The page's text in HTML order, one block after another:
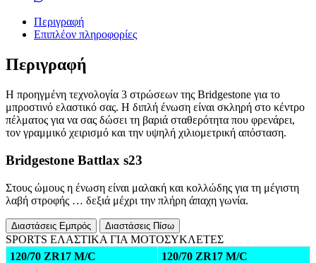
Περιγραφή
Επιπλέον πληροφορίες
Περιγραφή
Η προηγμένη τεχνολογία 3 στρώσεων της Bridgestone για το
μπροστινό ελαστικό σας. Η διπλή ένωση είναι σκληρή στο κέντρο
πέλματος για να σας δώσει τη βαριά σταθερότητα που φρενάρει,
τον γραμμικό χειρισμό και την υψηλή χιλιομετρική απόσταση.
Bridgestone Battlax s23
Στους ώμους η ένωση είναι μαλακή και κολλώδης για τη μέγιστη
λαβή στροφής … δεξιά μέχρι την πλήρη άπαχη γωνία.
Διαστάσεις Εμπρός Διαστάσεις Πίσω
SPORTS ΕΛΑΣΤΙΚΑ ΓΙΑ ΜΟΤΟΣΥΚΛΕΤΕΣ
120/70 ZR17 M/C
120/70 ZR17 M/C